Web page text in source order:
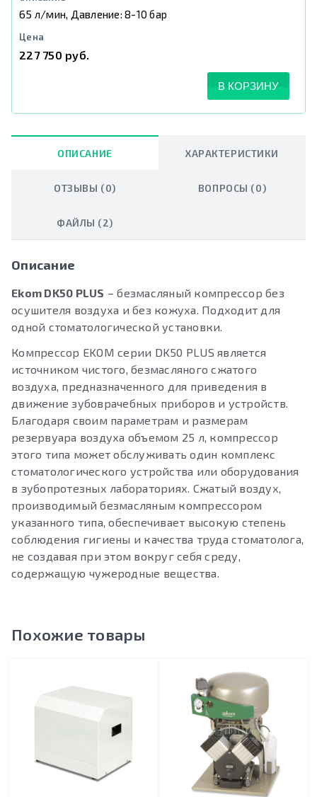
65 л/мин, Давление: 8-10 бар
227 750 руб.
В КОРЗИНУ
ОПИСАНИЕ ХАРАКТЕРИСТИКИ
ОТЗЫВЫ (0) ВОПРОСЫ (0)
ФАЙЛЫ (2)
Описание
Ekom DK50 PLUS – безмасляный компрессор без
осушителя воздуха и без кожуха. Подходит для
одной стоматологической установки.
Компрессор EKOM серии DK50 PLUS является
источником чистого, безмасляного сжатого
воздуха, предназначенного для приведения в
движение зубоврачебных приборов и устройств.
Благодаря своим параметрам и размерам
резервуара воздуха объемом 25 л, компрессор
этого типа может обслуживать один комплекс
стоматологического устройства или оборудования
в зубопротезных лабораториях. Сжатый воздух,
производимый безмасляным компрессором
указанного типа, обеспечивает высокую степень
соблюдения гигиены и качества труда стоматолога,
не создавая при этом вокруг себя среду,
содержащую чужеродные вещества.
Похожие товары